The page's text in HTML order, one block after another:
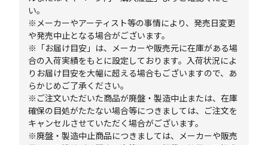
い。
※メーカーやアーティスト等の事情により、発売日変更
や発売中止となる場合がございます。
※「お届け目安」は、メーカーや販売元に在庫がある場
合の入荷実績をもとに設定しております。入荷状況によ
りお届け目安を大幅に超える場合もございますので、あ
らかじめご了承ください。
※ご注文いただいた商品が廃盤・製造中止または、在庫
確保の目処がたたない場合等につきましては、ご注文を
キャンセルさせていただく場合がございます。
※廃盤・製造中止商品につきましては、メーカーや販売